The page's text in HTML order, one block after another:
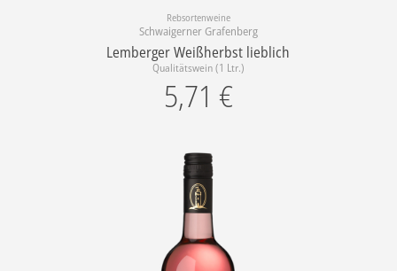
Rebsortenweine
Schwaigerner Grafenberg
Lemberger Weißherbst lieblich
Qualitätswein (1 Ltr.)
5,71 €